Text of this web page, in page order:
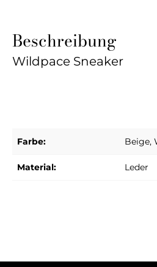
Beschreibung
Wildpace Sneaker
Farbe: Beige,
Material: Leder